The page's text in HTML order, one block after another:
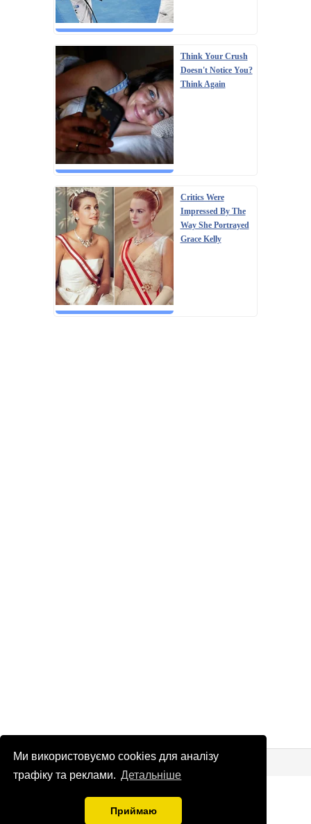
Ми використовуємо cookies для аналізу
трафіку та реклами. Детальніше
Приймаю
Think Your Crush
Doesn't Notice You?
Think Again
Critics Were
Impressed By The
Way She Portrayed
Grace Kelly
© Патріоти України 2026
Правова інформація